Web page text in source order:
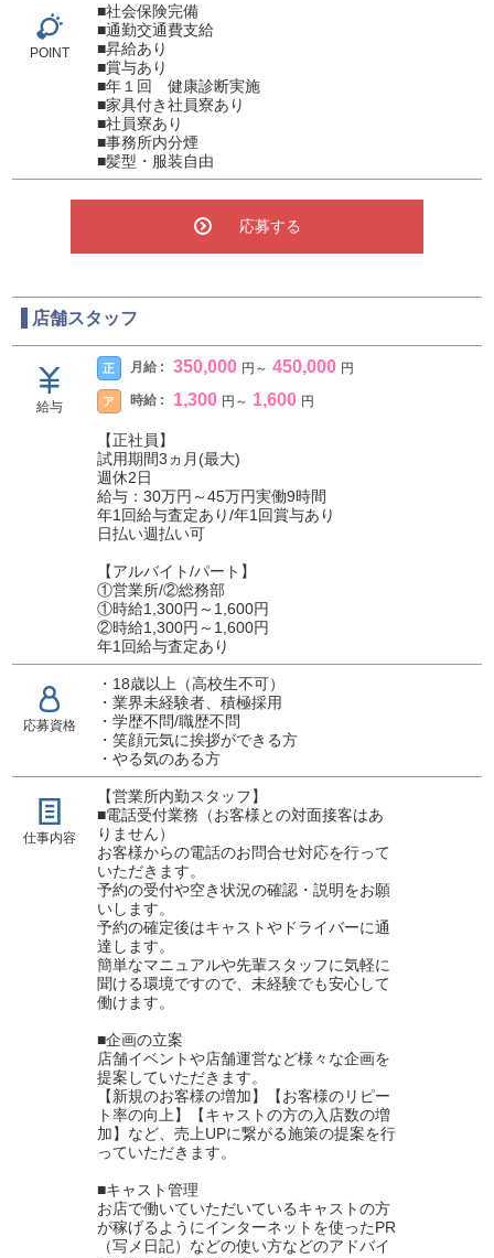
POINT
■社会保険完備
■通勤交通費支給
■昇給あり
■賞与あり
■年１回 健康診断実施
■家具付き社員寮あり
■社員寮あり
■事務所内分煙
■髪型・服装自由
応募する
店舗スタッフ
給与
正 月給 : 350,000 円 ～ 450,000 円
ア 時給 : 1,300 円 ～ 1,600 円
【正社員】
試用期間3ヵ月(最大)
週休2日
給与：30万円～45万円実働9時間
年1回給与査定あり/年1回賞与あり
日払い週払い可
【アルバイト/パート】
①営業所/②総務部
①時給1,300円～1,600円
②時給1,300円～1,600円
年1回給与査定あり
応募資格
・18歳以上（高校生不可）
・業界未経験者、積極採用
・学歴不問/職歴不問
・笑顔元気に挨拶ができる方
・やる気のある方
仕事内容
【営業所内勤スタッフ】
■電話受付業務（お客様との対面接客はあ
りません）
お客様からの電話のお問合せ対応を行って
いただきます。
予約の受付や空き状況の確認・説明をお願
いします。
予約の確定後はキャストやドライバーに通
達します。
簡単なマニュアルや先輩スタッフに気軽に
聞ける環境ですので、未経験でも安心して
働けます。
■企画の立案
店舗イベントや店舗運営など様々な企画を
提案していただきます。
【新規のお客様の増加】【お客様のリピー
ト率の向上】【キャストの方の入店数の増
加】など、売上UPに繋がる施策の提案を行
っていただきます。
■キャスト管理
お店で働いていただいているキャストの方
が稼げるようにインターネットを使ったPR
（写メ日記）などの使い方などのアドバイ